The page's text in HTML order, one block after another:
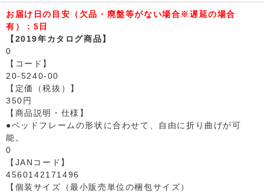
お届け日の目安（欠品・廃盤等がない場合※遅延の場合
有）：5日
【2019年カタログ商品】
0
【コード】
20-5240-00
【定価（税抜）】
350円
【商品説明・仕様】
●ベッドフレームの形状に合わせて、自由に折り曲げが可
能。
0
【JANコード】
4560142171496
【個装サイズ（最小販売単位の梱包サイズ）